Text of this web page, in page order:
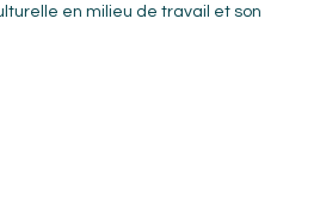
en milieu de travail et son